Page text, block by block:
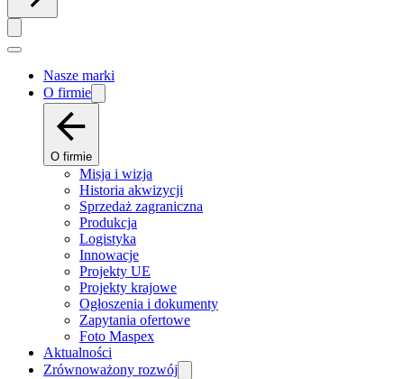
Nasze marki
O firmie
O firmie
Misja i wizja
Historia akwizycji
Sprzedaż zagraniczna
Produkcja
Logistyka
Innowacje
Projekty UE
Projekty krajowe
Ogłoszenia i dokumenty
Zapytania ofertowe
Foto Maspex
Aktualności
Zrównoważony rozwój